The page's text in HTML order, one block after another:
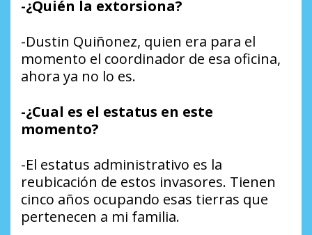
-¿Quién la extorsiona?
-Dustin Quiñonez, quien era para el
momento el coordinador de esa oficina,
ahora ya no lo es.
-¿Cual es el estatus en este
momento?
-El estatus administrativo es la
reubicación de estos invasores. Tienen
cinco años ocupando esas tierras que
pertenecen a mi familia.